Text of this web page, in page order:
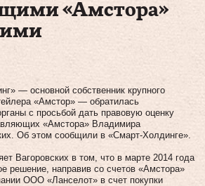
«Амстора»
— основной собственник крупного
«Амстор» — обратилась
с просьбой дать правовую оценку
«Амстора» Владимира
Об этом сообщили в «Смарт-Холдинге».
Вагоровских в том, что в марте 2014 года
решение, направив со счетов «Амстора»
ООО «Ланселот» в счет покупки